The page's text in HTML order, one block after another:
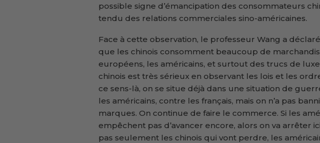
possible signe d’émancipation des consommateurs
tendu des relations commerciales sino-américaines.
Face à cette observation, le professeur Wang a déclaré
que les chinois consomment beaucoup de
européens, les américains, et surtout des trucs de
chinois est très sérieux en observant les lois et les
ce sens-là, on se situe déjà dans une situation de
les américains, contre les français, mais on n’a pas
marques. On continue de faire le commerce. Si les
empêchent pas d’avancer encore, alors on va arrêter
pas seulement les chinois qui vont perdre, les